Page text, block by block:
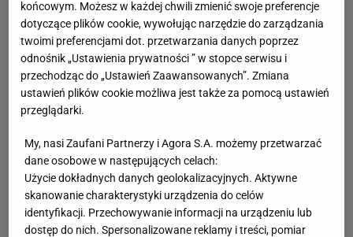
końcowym. Możesz w każdej chwili zmienić swoje preferencje
dotyczące plików cookie, wywołując narzędzie do zarządzania
twoimi preferencjami dot. przetwarzania danych poprzez
odnośnik „Ustawienia prywatności ” w stopce serwisu i
przechodząc do „Ustawień Zaawansowanych”. Zmiana
ustawień plików cookie możliwa jest także za pomocą ustawień
przeglądarki.
My, nasi Zaufani Partnerzy i Agora S.A. możemy przetwarzać
dane osobowe w następujących celach:
Użycie dokładnych danych geolokalizacyjnych. Aktywne
skanowanie charakterystyki urządzenia do celów
identyfikacji. Przechowywanie informacji na urządzeniu lub
dostęp do nich. Spersonalizowane reklamy i treści, pomiar